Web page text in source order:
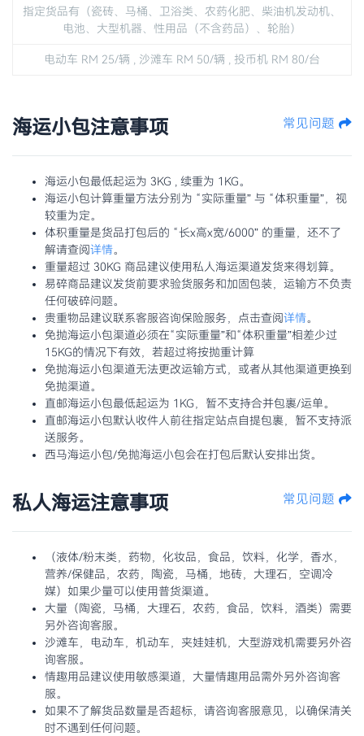
指定货品有（瓷砖、马桶、卫浴类、农药化肥、柴油机发动机、
电池、大型机器、性用品（不含药品）、轮胎）
电动车 RM 25/辆 , 沙滩车 RM 50/辆 , 投币机 RM 80/台
常见问题
海运小包注意事项
海运小包最低起运为 3KG , 续重为 1KG。
海运小包计算重量方法分别为 “实际重量” 与 “体积重量”，视
较重为定。
体积重量是货品打包后的 “长x高x宽/6000” 的重量，还不了
解请查阅详情。
重量超过 30KG 商品建议使用私人海运渠道发货来得划算。
易碎商品建议发货前要求验货服务和加固包装，运输方不负责
任何破碎问题。
贵重物品建议联系客服咨询保险服务，点击查阅详情。
免抛海运小包渠道必须在“实际重量”和“体积重量”相差少过
15KG的情况下有效，若超过将按抛重计算
免抛海运小包渠道无法更改运输方式，或者从其他渠道更换到
免抛渠道。
直邮海运小包最低起运为 1KG，暂不支持合并包裹/运单。
直邮海运小包默认收件人前往指定站点自提包裹，暂不支持派
送服务。
西马海运小包/免抛海运小包会在打包后默认安排出货。
常见问题
私人海运注意事项
（液体/粉末类，药物，化妆品，食品，饮料，化学，香水，
营养/保健品，农药，陶瓷，马桶，地砖，大理石，空调冷
媒）如果少量可以使用普货渠道。
大量（陶瓷，马桶，大理石，农药，食品，饮料，酒类）需要
另外咨询客服。
沙滩车，电动车，机动车，夹娃娃机，大型游戏机需要另外咨
询客服。
情趣用品建议使用敏感渠道，大量情趣用品需外另外咨询客
服。
如果不了解货品数量是否超标，请咨询客服意见，以确保清关
时不遇到任何问题。